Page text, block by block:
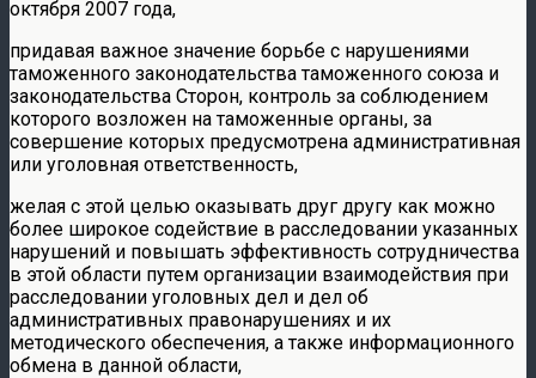
октября 2007 года,
придавая важное значение борьбе с нарушениями
таможенного законодательства таможенного союза и
законодательства Сторон, контроль за соблюдением
которого возложен на таможенные органы, за
совершение которых предусмотрена административная
или уголовная ответственность,
желая с этой целью оказывать друг другу как можно
более широкое содействие в расследовании указанных
нарушений и повышать эффективность сотрудничества
в этой области путем организации взаимодействия при
расследовании уголовных дел и дел об
административных правонарушениях и их
методического обеспечения, а также информационного
обмена в данной области,